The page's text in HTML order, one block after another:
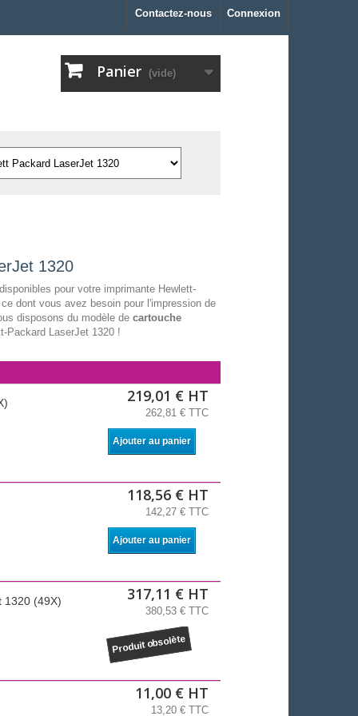
Connexion
Contactez-nous
Panier (vide)
1320
pour votre imprimante Hewlett-
dont vous avez besoin pour l'impression de
disposons du modèle de cartouche
Packard LaserJet 1320 !
219,01 € HT
262,81 € TTC
Ajouter au panier
118,56 € HT
142,27 € TTC
Ajouter au panier
1320 (49X) 317,11 € HT
380,53 € TTC
Produit obsolète
11,00 € HT
13,20 € TTC